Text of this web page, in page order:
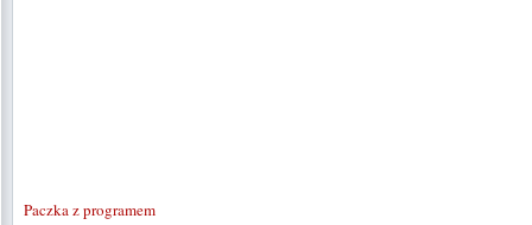
Paczka z programem